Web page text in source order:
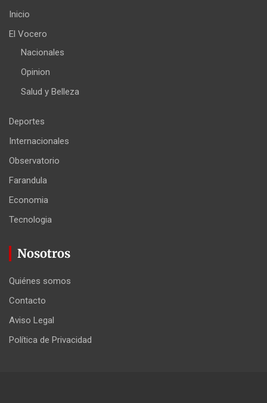
Inicio
El Vocero
Nacionales
Opinion
Salud y Belleza
Deportes
Internacionales
Observatorio
Farandula
Economia
Tecnologia
Nosotros
Quiénes somos
Contacto
Aviso Legal
Política de Privacidad